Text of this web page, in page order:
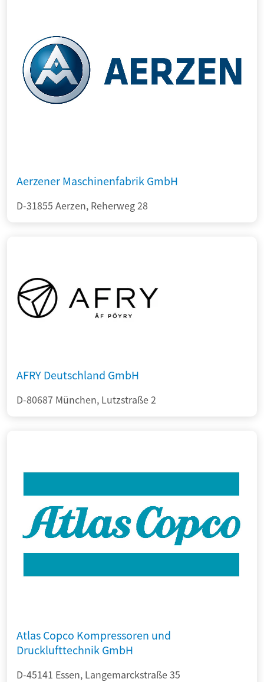
Aerzener Maschinenfabrik GmbH
D-31855 Aerzen, Reherweg 28
AFRY Deutschland GmbH
D-80687 München, Lutzstraße 2
Atlas Copco Kompressoren und
Drucklufttechnik GmbH
D-45141 Essen, Langemarckstraße 35